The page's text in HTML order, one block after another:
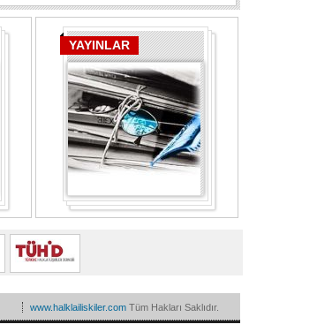
YAYINLAR
www.halklailiskiler.com Tüm Hakları Saklıdır.